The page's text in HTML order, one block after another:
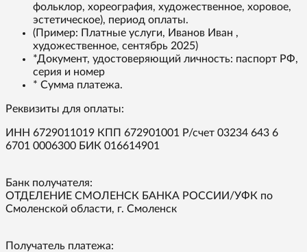
фольклор, хореография, художественное, хоровое,
эстетическое), период оплаты.
(Пример: Платные услуги, Иванов Иван ,
художественное, сентябрь 2025)
*Документ, удостоверяющий личность: паспорт РФ,
серия и номер
* Сумма платежа.
Реквизиты для оплаты:
ИНН 6729011019 КПП 672901001 Р/счет 03234 643 6
6701 0006300 БИК 016614901
Банк получателя:
ОТДЕЛЕНИЕ СМОЛЕНСК БАНКА РОССИИ/УФК по
Смоленской области, г. Смоленск
Получатель платежа: